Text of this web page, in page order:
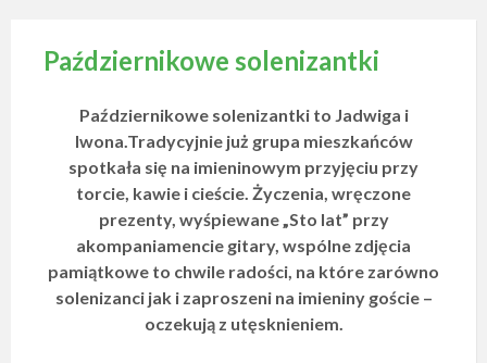
Październikowe solenizantki
Październikowe solenizantki to Jadwiga i
Iwona.Tradycyjnie już grupa mieszkańców
spotkała się na imieninowym przyjęciu przy
torcie, kawie i cieście. Życzenia, wręczone
prezenty, wyśpiewane „Sto lat” przy
akompaniamencie gitary, wspólne zdjęcia
pamiątkowe to chwile radości, na które zarówno
solenizanci jak i zaproszeni na imieniny goście –
oczekują z utęsknieniem.